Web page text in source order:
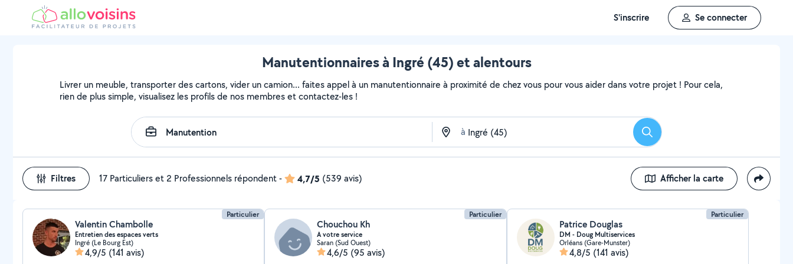
S'inscrire Se connecter
Manutentionnaires à Ingré (45) et alentours
Livrer un meuble, transporter des cartons, vider un camion... faites appel à un manutentionnaire à proximité de chez vous pour vous aider dans votre projet ! Pour cela,
rien de plus simple, visualisez les profils de nos membres et contactez-les !
à Rechercher
Filtres 17 Particuliers et 2 Professionnels répondent- 4,7/5 (539 avis) Afficher la carte
Particulier
Valentin Chambolle
Entretien des espaces verts
Ingré (Le Bourg Est)
4,9/5 (141 avis)
Particulier
Chouchou Kh
A votre service
Saran (Sud Ouest)
4,6/5 (95 avis)
Particulier
Patrice Douglas
DM - Doug Multiservices
Orléans (Gare-Munster)
4,8/5 (141 avis)